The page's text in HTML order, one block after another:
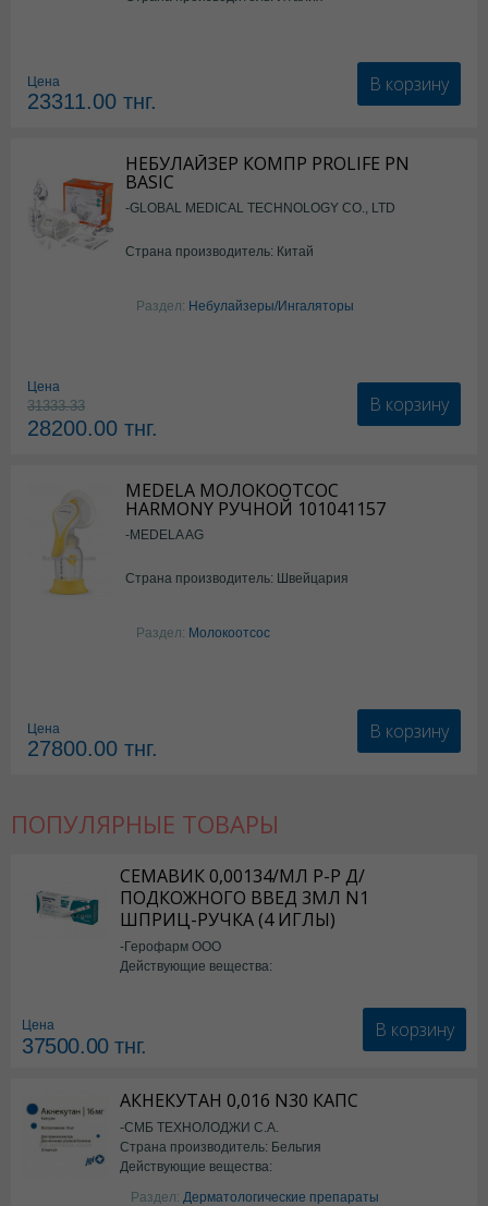
Цена
23311.00 тнг.
В корзину
НЕБУЛАЙЗЕР КОМПР PROLIFE PN
BASIC
-GLOBAL MEDICAL TECHNOLOGY CO., LTD
Страна производитель: Китай
Раздел: Небулайзеры/Ингаляторы
Цена
31333.33
28200.00 тнг.
В корзину
MEDELA МОЛОКООТСОС
HARMONY РУЧНОЙ 101041157
-MEDELA AG
Страна производитель: Швейцария
Раздел: Молокоотсос
Цена
27800.00 тнг.
В корзину
ПОПУЛЯРНЫЕ ТОВАРЫ
СЕМАВИК 0,00134/МЛ Р-Р Д/
ПОДКОЖНОГО ВВЕД 3МЛ N1
ШПРИЦ-РУЧКА (4 ИГЛЫ)
-Герофарм ООО
Действующие вещества:
Цена
37500.00тнг.
В корзину
АКНЕКУТАН 0,016 N30 КАПС
-СМБ ТЕХНОЛОДЖИ С.А.
Страна производитель: Бельгия
Действующие вещества:
Изотретиноин
Раздел: Дерматологические препараты